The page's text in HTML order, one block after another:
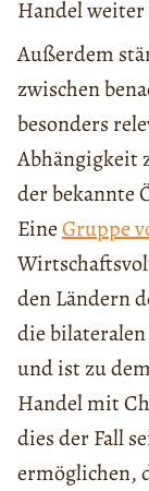
Handel
Außerdem
zwischen
besonders
Abhängigkeit
der bekannte
EineGruppe
den Ländern
die
und ist zu
Handel mit
dies der Fall
ermöglichen,